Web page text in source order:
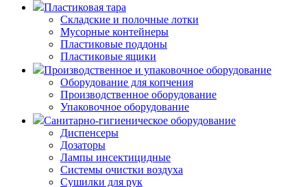
Пластиковая тара
Складские и полочные лотки
Мусорные контейнеры
Пластиковые поддоны
Пластиковые ящики
Производственное и упаковочное оборудование
Оборудование для копчения
Производственное оборудование
Упаковочное оборудование
Санитарно-гигиеническое оборудование
Диспенсеры
Дозаторы
Лампы инсектицидные
Системы очистки воздуха
Сушилки для рук